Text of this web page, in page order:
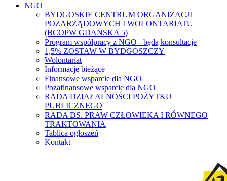
NGO
BYDGOSKIE CENTRUM ORGANIZACJI
POZARZĄDOWYCH I WOLONTARIATU
(BCOPW GDAŃSKA 5)
Program współpracy z NGO - będą konsultacje
1,5% ZOSTAW W BYDGOSZCZY
Wolontariat
Informacje bieżące
Finansowe wsparcie dla NGO
Pozafinansowe wsparcie dla NGO
RADA DZIAŁALNOŚCI POŻYTKU
PUBLICZNEGO
RADA DS. PRAW CZŁOWIEKA I RÓWNEGO
TRAKTOWANIA
Tablica ogłoszeń
Kontakt